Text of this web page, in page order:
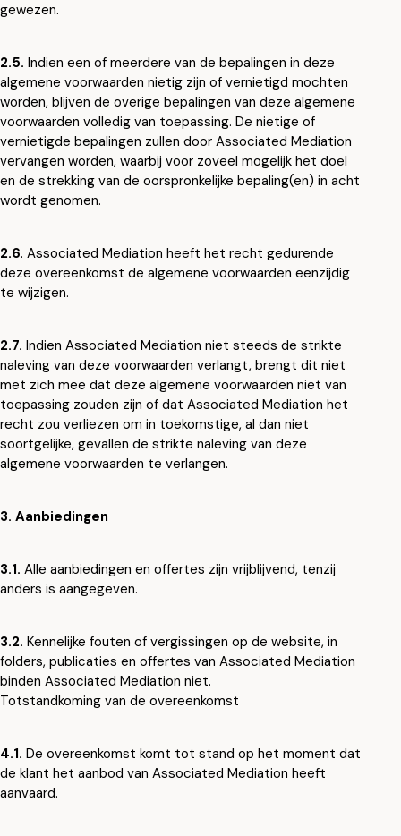
gewezen.
2.5. Indien een of meerdere van de bepalingen in deze
algemene voorwaarden nietig zijn of vernietigd mochten
worden, blijven de overige bepalingen van deze algemene
voorwaarden volledig van toepassing. De nietige of
vernietigde bepalingen zullen door Associated Mediation
vervangen worden, waarbij voor zoveel mogelijk het doel
en de strekking van de oorspronkelijke bepaling(en) in acht
wordt genomen.
2.6. Associated Mediation heeft het recht gedurende
deze overeenkomst de algemene voorwaarden eenzijdig
te wijzigen.
2.7. Indien Associated Mediation niet steeds de strikte
naleving van deze voorwaarden verlangt, brengt dit niet
met zich mee dat deze algemene voorwaarden niet van
toepassing zouden zijn of dat Associated Mediation het
recht zou verliezen om in toekomstige, al dan niet
soortgelijke, gevallen de strikte naleving van deze
algemene voorwaarden te verlangen.
3. Aanbiedingen
3.1. Alle aanbiedingen en offertes zijn vrijblijvend, tenzij
anders is aangegeven.
3.2. Kennelijke fouten of vergissingen op de website, in
folders, publicaties en offertes van Associated Mediation
binden Associated Mediation niet.
Totstandkoming van de overeenkomst
4.1. De overeenkomst komt tot stand op het moment dat
de klant het aanbod van Associated Mediation heeft
aanvaard.